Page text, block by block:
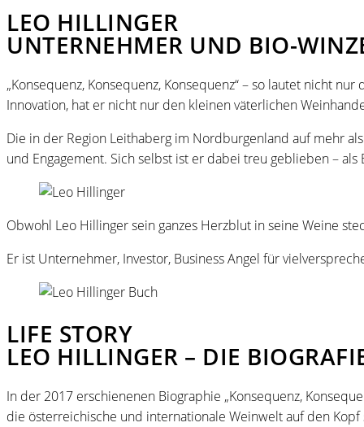
LEO HILLINGER
UNTERNEHMER UND BIO-
„Konsequenz, Konsequenz, Konsequenz“ – so lautet nicht
Innovation, hat er nicht nur den kleinen väterlichen
Die in der Region Leithaberg im Nordburgenland auf mehr
und Engagement. Sich selbst ist er dabei treu geblieben –
Obwohl Leo Hillinger sein ganzes Herzblut in seine Weine
Er ist Unternehmer, Investor, Business Angel für
LIFE STORY
LEO HILLINGER – DIE
In der 2017 erschienenen Biographie „Konsequenz,
die österreichische und internationale Weinwelt auf den